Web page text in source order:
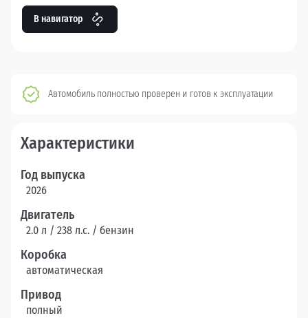
В навигатор
Автомобиль полностью проверен и готов к эксплуатации
Характеристики
Год выпуска
2026
Двигатель
2.0 л / 238 л.c. / бензин
Коробка
автоматическая
Привод
полный